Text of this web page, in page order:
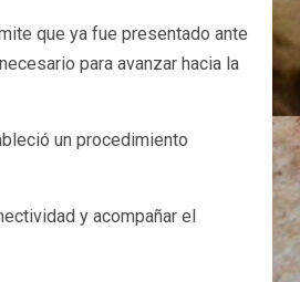
que ya fue presentado ante
para avanzar hacia la
un procedimiento
y acompañar el